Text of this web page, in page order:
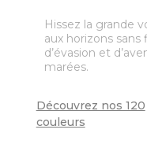
Hissez la grande
aux horizons
d’évasion et
marées.
Découvrez nos 120
couleurs